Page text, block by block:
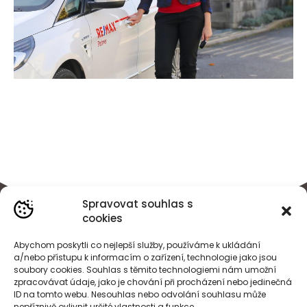
Spravovat souhlas s
cookies
Abychom poskytli co nejlepší služby, používáme k ukládání
a/nebo přístupu k informacím o zařízení, technologie jako jsou
soubory cookies. Souhlas s těmito technologiemi nám umožní
zpracovávat údaje, jako je chování při procházení nebo jedinečná
ID na tomto webu. Nesouhlas nebo odvolání souhlasu může